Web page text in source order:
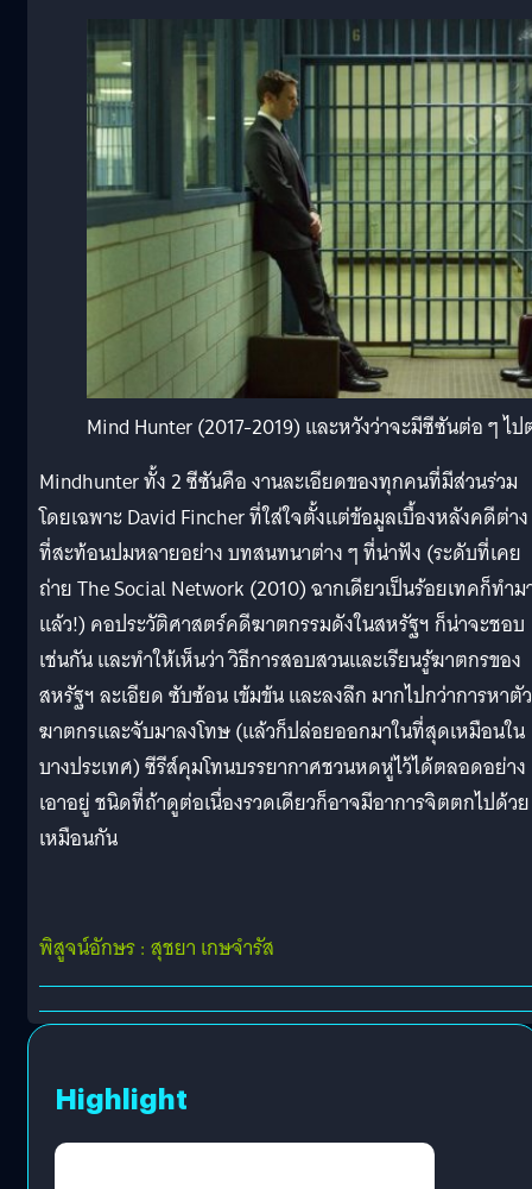
Mind Hunter (2017-2019) และหวังว่าจะมีซีซันต่อ ๆ ไ
Mindhunter ทั้ง 2 ซีซันคือ งานละเอียดของทุกคนที่มีส่วนร่วม
โดยเฉพาะ David Fincher ที่ใส่ใจตั้งแต่ข้อมูลเบื้องหลังคดีต่า
ที่สะท้อนปมหลายอย่าง บทสนทนาต่าง ๆ ที่น่าฟัง (ระดับที่เคย
ถ่าย The Social Network (2010) ฉากเดียวเป็นร้อยเทคก็ทำม
แล้ว!) คอประวัติศาสตร์คดีฆาตกรรมดังในสหรัฐฯ ก็น่าจะชอบ
เช่นกัน และทำให้เห็นว่า วิธีการสอบสวนและเรียนรู้ฆาตกรของ
สหรัฐฯ ละเอียด ซับซ้อน เข้มข้น และลงลึก มากไปกว่าการหาตัว
ฆาตกรและจับมาลงโทษ (แล้วก็ปล่อยออกมาในที่สุดเหมือนใน
บางประเทศ) ซีรีส์คุมโทนบรรยากาศชวนหดหู่ไว้ได้ตลอดอย่าง
เอาอยู่ ชนิดที่ถ้าดูต่อเนื่องรวดเดียวก็อาจมีอาการจิตตกไปด้วย
เหมือนกัน
พิสูจน์อักษร : สุชยา เกษจำรัส
Highlight